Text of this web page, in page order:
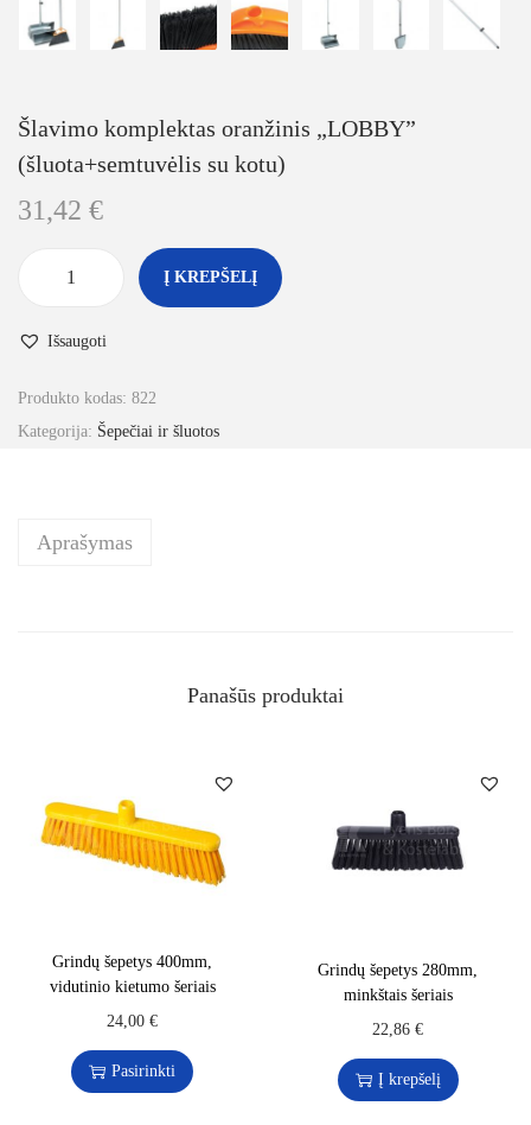
Šlavimo komplektas oranžinis „LOBBY”
(šluota+semtuvėlis su kotu)
31,42 €
Į KREPŠELĮ
Išsaugoti
Produkto kodas: 822
Kategorija: Šepečiai ir šluotos
Aprašymas
Panašūs produktai
Grindų šepetys 400mm,
vidutinio kietumo šeriais
24,00€
Pasirinkti
Grindų šepetys 280mm,
minkštais šeriais
22,86€
Į krepšelį